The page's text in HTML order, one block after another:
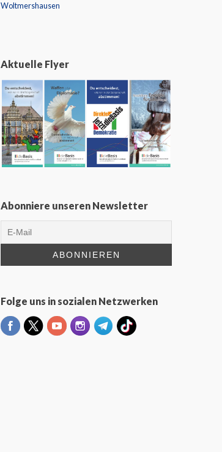
Woltmershausen
Aktuelle Flyer
Abonniere unseren Newsletter
Folge uns in sozialen Netzwerken